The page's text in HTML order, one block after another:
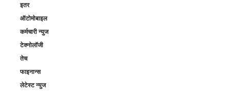
इतर
ऑटोमोबाइल
कर्मचारी न्युज
टेक्नोलॉजी
तेच
फाइनान्स
लेटेस्ट न्युज